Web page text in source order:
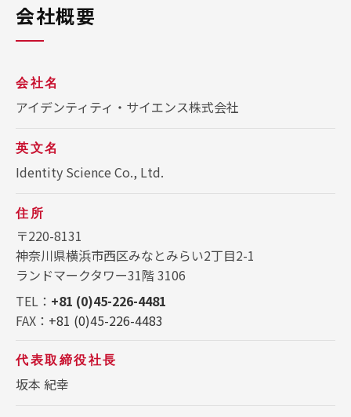
会社概要
会社名
アイデンティティ・サイエンス株式会社
英文名
Identity Science Co., Ltd.
住所
〒220-8131
神奈川県横浜市西区みなとみらい2丁目2-1
ランドマークタワー31階 3106
TEL： +81 (0)45-226-4481
FAX： +81 (0)45-226-4483
代表取締役社長
坂本 紀幸